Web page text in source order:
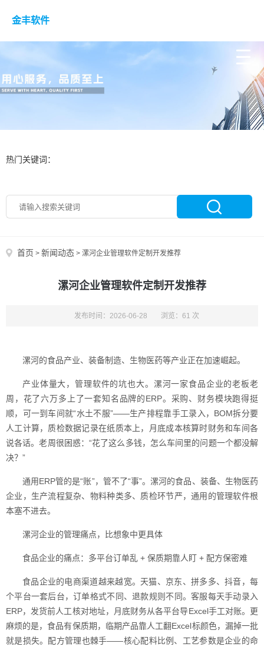
金丰软件
热门关键词：
首页 > 新闻动态 > 漯河企业管理软件定制开发推荐
漯河企业管理软件定制开发推荐
发布时间：2026-06-28 浏览：61 次
漯河的食品产业、装备制造、生物医药等产业正在加速崛起。
产业体量大，管理软件的坑也大。漯河一家食品企业的老板老
周，花了六万多上了一套知名品牌的ERP。采购、财务模块跑得挺
顺，可一到车间就“水土不服”——生产排程靠手工录入，BOM拆分要
人工计算，质检数据记录在纸质本上，月底成本核算时财务和车间各
说各话。老周很困惑：“花了这么多钱，怎么车间里的问题一个都没解
决？”
通用ERP管的是“账”，管不了“事”。漯河的食品、装备、生物医药
企业，生产流程复杂、物料种类多、质检环节严，通用的管理软件根
本塞不进去。
漯河企业的管理痛点，比想象中更具体
食品企业的痛点：多平台订单乱 + 保质期靠人盯 + 配方保密难
食品企业的电商渠道越来越宽。天猫、京东、拼多多、抖音，每
个平台一套后台，订单格式不同、退款规则不同。客服每天手动录入
ERP，发货前人工核对地址，月底财务从各平台导Excel手工对账。更
麻烦的是，食品有保质期，临期产品靠人工翻Excel标颜色，漏掉一批
就是损失。配方管理也棘手——核心配料比例、工艺参数是企业的命